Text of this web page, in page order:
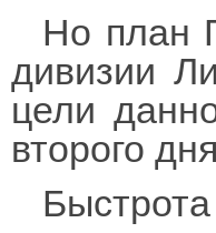
Но план
дивизии
цели
второго